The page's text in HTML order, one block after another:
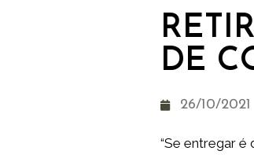
DE
26/10/2021
“Se entregar